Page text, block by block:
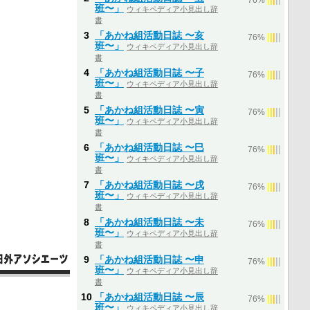
班〜」
ウィキペディア小見出し辞
書
3
「あかね組活動日誌 〜亥
班〜」
ウィキペディア小見出し辞
書
76%
4
「あかね組活動日誌 〜子
班〜」
ウィキペディア小見出し辞
書
76%
5
「あかね組活動日誌 〜寅
班〜」
ウィキペディア小見出し辞
書
76%
6
「あかね組活動日誌 〜巳
班〜」
ウィキペディア小見出し辞
書
76%
7
「あかね組活動日誌 〜戌
班〜」
ウィキペディア小見出し辞
書
76%
8
「あかね組活動日誌 〜未
班〜」
ウィキペディア小見出し辞
書
76%
9
「あかね組活動日誌 〜申
班〜」
ウィキペディア小見出し辞
書
76%
10
「あかね組活動日誌 〜辰
班〜」
ウィキペディア小見出し辞
76%